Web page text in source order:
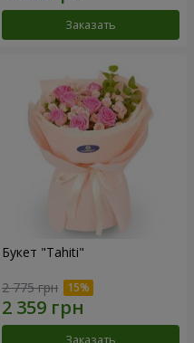
Заказать
Букет "Tahiti"
2 775 грн
Заказать